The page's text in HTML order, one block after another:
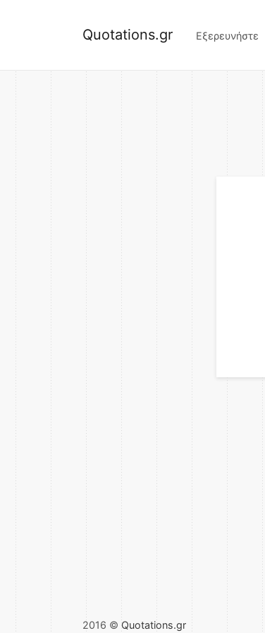
Quotations.gr Εξερευνήστε
2016 © Quotations.gr